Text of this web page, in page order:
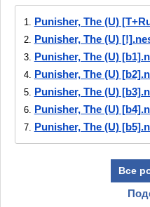
1. Punisher, The (U)
2. Punisher, The (U)
3. Punisher, The (U)
4. Punisher, The (U)
5. Punisher, The (U)
6. Punisher, The (U)
7. Punisher, The (U)
Все